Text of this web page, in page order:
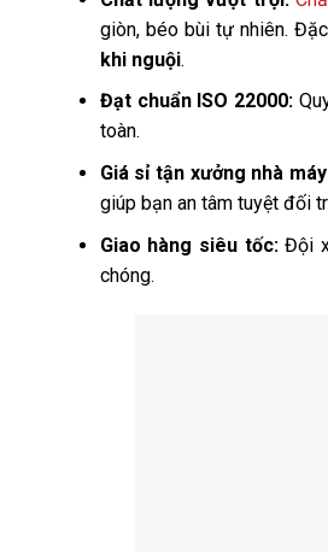
giòn, béo bùi tự nhiên.
khi nguội.
Đạt chuẩn ISO 22000:
toàn.
Giá sỉ tận xưởng nhà
giúp bạn an tâm tuyệt đối
Giao hàng siêu tốc:Đội
chóng.